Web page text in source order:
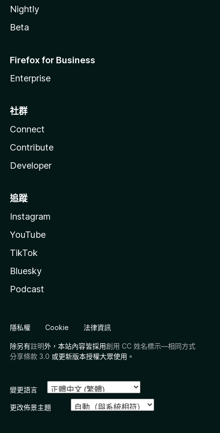
Nightly
Beta
Firefox for Business
Enterprise
社群
Connect
Contribute
Developer
追蹤
Instagram
YouTube
TikTok
Bluesky
Podcast
隱私權 Cookie 法律資訊
除另有註明外，本站內容皆採用創用 CC 姓名標示—相同方式
分享條款 3.0 或更新版本授權大眾使用。
變更語言
更改佈景主題